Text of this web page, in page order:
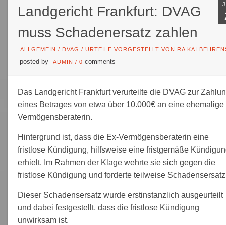
Landgericht Frankfurt: DVAG
muss Schadenersatz zahlen
ALLGEMEIN / DVAG / URTEILE VORGESTELLT VON RA KAI
posted by ADMIN / 0 comments
Das Landgericht Frankfurt verurteilte die DVAG zur
eines Betrages von etwa über 10.000€ an eine ehemalige
Vermögensberaterin.
Hintergrund ist, dass die Ex-Vermögensberaterin eine
fristlose Kündigung, hilfsweise eine fristgemäße
erhielt. Im Rahmen der Klage wehrte sie sich gegen die
fristlose Kündigung und forderte teilweise
Dieser Schadensersatz wurde erstinstanzlich ausgeurteilt
und dabei festgestellt, dass die fristlose Kündigung
unwirksam ist.